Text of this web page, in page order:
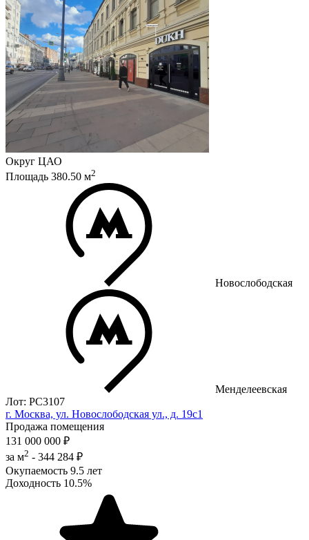
Округ ЦАО
Площадь 380.50 м2
Новослободская
Менделеевская
Лот: РС3107
г. Москва, ул. Новослободская ул., д. 19с1
Продажа помещения
131 000 000 ₽
за м2 - 344 284 ₽
Окупаемость 9.5 лет
Доходность 10.5%